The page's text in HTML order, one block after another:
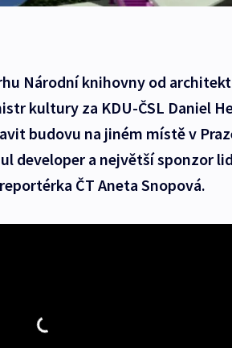
Národní knihovny od
kultury za KDU-ČSL Daniel
budovu na jiném místě v
developer a největší sponzor
ČT Aneta Snopová.